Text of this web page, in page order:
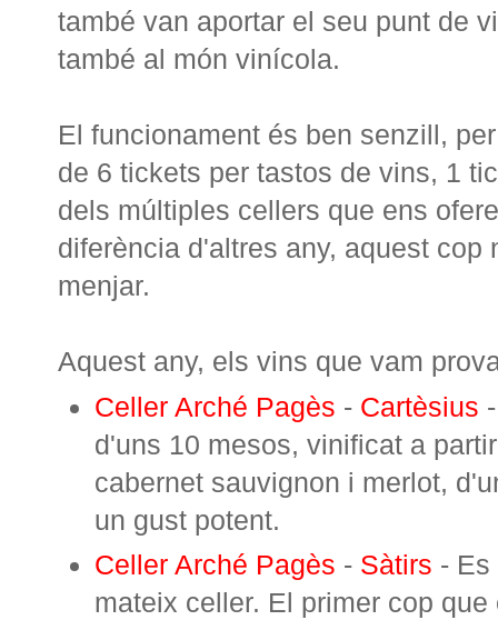
també van aportar el seu punt de
també al món vinícola.
El funcionament és ben senzill,
de 6 tickets per tastos de vins, 1
dels múltiples cellers que ens
diferència d'altres any, aquest
menjar.
Aquest any, els vins que vam
Celler Arché Pagès - Cartèsius
d'uns 10 mesos, vinificat a
cabernet sauvignon i merlot,
un gust potent.
Celler Arché Pagès - Sàtirs - Es
mateix celler. El primer cop